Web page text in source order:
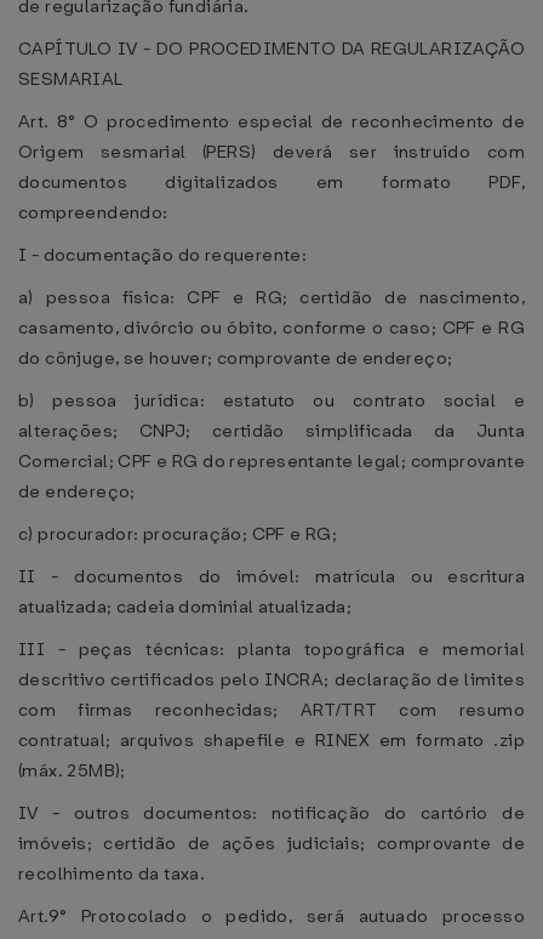
de regularização fundiária.
CAPÍTULO IV - DO PROCEDIMENTO DA REGULARIZAÇÃO
SESMARIAL
Art. 8° O procedimento especial de reconhecimento de
Origem sesmarial (PERS) deverá ser instruído com
documentos digitalizados em formato PDF,
compreendendo:
I - documentação do requerente:
a) pessoa física: CPF e RG; certidão de nascimento,
casamento, divórcio ou óbito, conforme o caso; CPF e RG
do cônjuge, se houver; comprovante de endereço;
b) pessoa jurídica: estatuto ou contrato social e
alterações; CNPJ; certidão simplificada da Junta
Comercial; CPF e RG do representante legal; comprovante
de endereço;
c) procurador: procuração; CPF e RG;
II - documentos do imóvel: matrícula ou escritura
atualizada; cadeia dominial atualizada;
III - peças técnicas: planta topográfica e memorial
descritivo certificados pelo INCRA; declaração de limites
com firmas reconhecidas; ART/TRT com resumo
contratual; arquivos shapefile e RINEX em formato .zip
(máx. 25MB);
IV - outros documentos: notificação do cartório de
imóveis; certidão de ações judiciais; comprovante de
recolhimento da taxa.
Art.9° Protocolado o pedido, será autuado processo